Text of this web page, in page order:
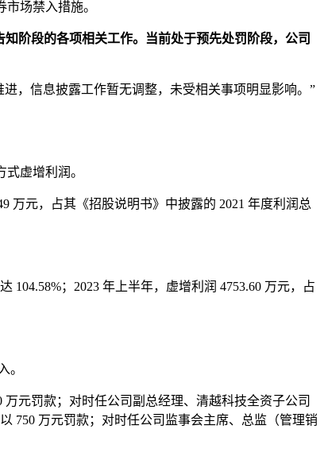
场禁入措施。
阶段的各项相关工作。当前处于预先处罚阶段，公司
，信息披露工作暂无调整，未受相关事项明显影响。”
虚增利润。
万元，占其《招股说明书》中披露的 2021 年度利润总
；2023 年上半年，虚增利润 4753.60 万元，占
。
元罚款；对时任公司副总经理、清越科技全资子公司
750 万元罚款；对时任公司监事会主席、总监（管理销